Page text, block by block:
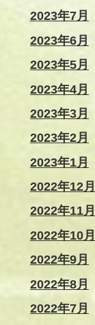
2023年7月
2023年6月
2023年5月
2023年4月
2023年3月
2023年2月
2023年1月
2022年12月
2022年11月
2022年10月
2022年9月
2022年8月
2022年7月